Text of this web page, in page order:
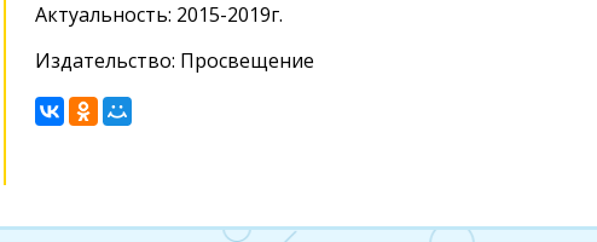
Актуальность: 2015-2019г.
Издательство: Просвещение